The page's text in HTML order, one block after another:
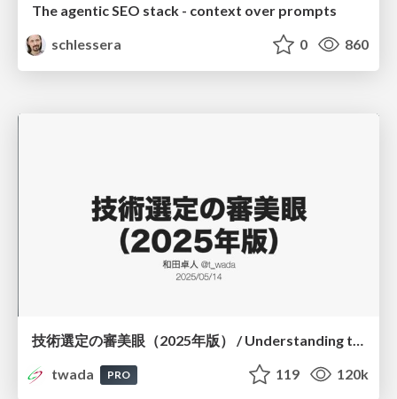
The agentic SEO stack - context over prompts
schlessera
0 860
技術選定の審美眼（2025年版） / Understanding the Spiral of Technologies 2025 edition
twada
PRO 119 120k